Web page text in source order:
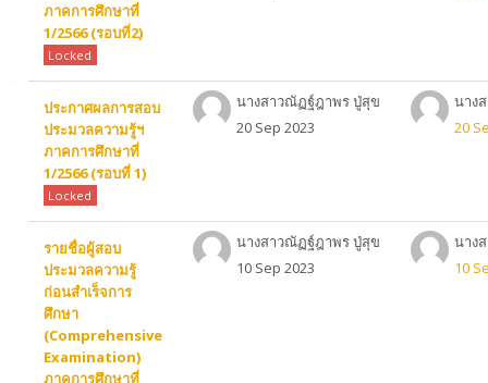
ภาคการศึกษาที่
1/2566 (รอบที่2)
Locked
ประกาศผลการสอบ
ประมวลความรู้ฯ
ภาคการศึกษาที่
1/2566 (รอบที่ 1)
Locked
นางสาวณัฏฐ์ฎาพร ปู่สุข
20 Sep 2023
นาง
20
รายชื่อผู้สอบ
ประมวลความรู้
ก่อนสำเร็จการ
ศึกษา
(Comprehensive
Examination)
ภาคการศึกษาที่
นางสาวณัฏฐ์ฎาพร ปู่สุข
10 Sep 2023
นาง
10